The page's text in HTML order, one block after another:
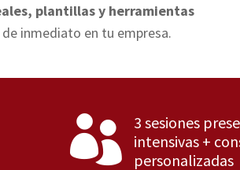
plantillas y herramientas
inmediato en tu empresa.

3 sesiones
intensivas +
personalizadas